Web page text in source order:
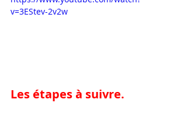
v=3EStev-2v2w
Les étapes à suivre.